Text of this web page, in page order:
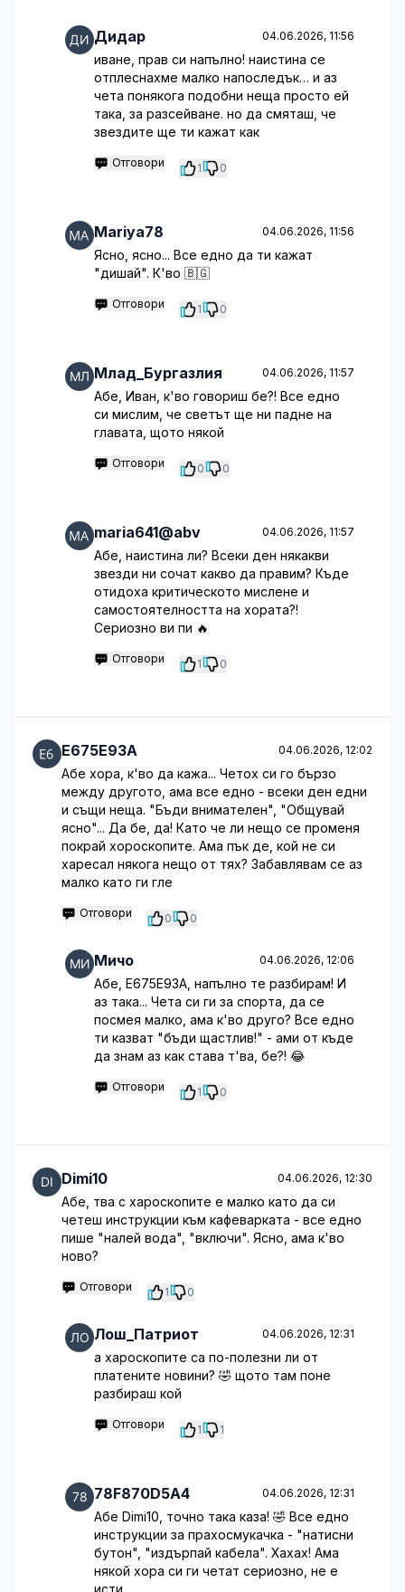
Дидар 04.06.2026, 11:56
иване, прав си напълно! наистина се
отплеснахме малко напоследък… и аз
чета понякога подобни неща просто ей
така, за разсейване. но да смяташ, че
звездите ще ти кажат как
Отговори 1 0
Mariya78 04.06.2026, 11:56
Ясно, ясно... Все едно да ти кажат
"дишай". К'во 🇧🇬
Отговори 1 0
Млад_Бургазлия 04.06.2026, 11:57
Абе, Иван, к'во говориш бе?! Все едно
си мислим, че светът ще ни падне на
главата, щото някой
Отговори 0 0
maria641@abv 04.06.2026, 11:57
Абе, наистина ли? Всеки ден някакви
звезди ни сочат какво да правим? Къде
отидоха критическото мислене и
самостоятелността на хората?!
Сериозно ви пи 🔥
Отговори 1 0
E675E93A 04.06.2026, 12:02
Абе хора, к'во да кажа... Четох си го бързо
между другото, ама все едно - всеки ден едни
и същи неща. "Бъди внимателен", "Общувай
ясно"... Да бе, да! Като че ли нещо се променя
покрай хороскопите. Ама пък де, кой не си
харесал някога нещо от тях? Забавлявам се аз
малко като ги гле
Отговори 0 0
Мичо 04.06.2026, 12:06
Абе, E675E93A, напълно те разбирам! И
аз така... Чета си ги за спорта, да се
посмея малко, ама к'во друго? Все едно
ти казват "бъди щастлив!" - ами от къде
да знам аз как става т'ва, бе?! 😂
Отговори 1 0
Dimi10 04.06.2026, 12:30
Абе, тва с хароскопите е малко като да си
четеш инструкции към кафеварката - все едно
пише "налей вода", "включи". Ясно, ама к'во
ново?
Отговори 1 0
Лош_Патриот 04.06.2026, 12:31
а хароскопите са по-полезни ли от
платените новини? 🤣 щото там поне
разбираш кой
Отговори 1 1
78F870D5A4 04.06.2026, 12:31
Абе Dimi10, точно така каза! 🤣 Все едно
инструкции за прахосмукачка - "натисни
бутон", "издърпай кабела". Хахах! Ама
някой хора си ги четат сериозно, не е
исти